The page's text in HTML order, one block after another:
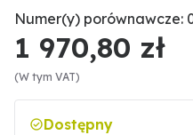
Numer(y) porównawcze:
1 970,80 zł
(W tym VAT)
Dostępny